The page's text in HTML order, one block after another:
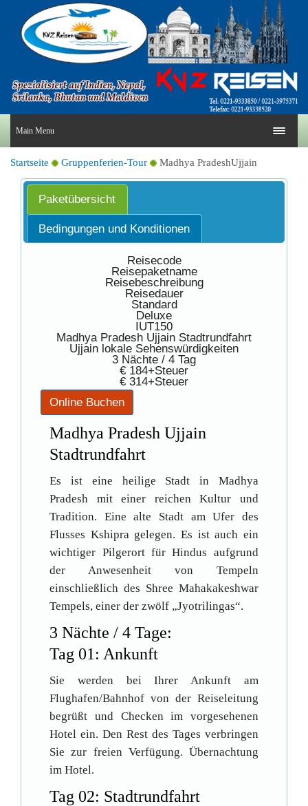
Main Menu
Startseite Gruppenferien-Tour Madhya PradeshUjjain
Paketübersicht
Bedingungen und Konditionen
Reisecode
Reisepaketname
Reisebeschreibung
Reisedauer
Standard
Deluxe
IUT150
Madhya Pradesh Ujjain Stadtrundfahrt
Ujjain lokale Sehenswürdigkeiten
3 Nächte / 4 Tag
€ 184+Steuer
€ 314+Steuer
Madhya Pradesh Ujjain
Stadtrundfahrt
Es ist eine heilige Stadt in Madhya
Pradesh mit einer reichen Kultur und
Tradition. Eine alte Stadt am Ufer des
Flusses Kshipra gelegen. Es ist auch ein
wichtiger Pilgerort für Hindus aufgrund
der Anwesenheit von Tempeln
einschließlich des Shree Mahakakeshwar
Tempels, einer der zwölf „Jyotrilingas“.
3 Nächte / 4 Tage:
Tag 01: Ankunft
Sie werden bei Ihrer Ankunft am
Flughafen/Bahnhof von der Reiseleitung
begrüßt und Checken im vorgesehenen
Hotel ein. Den Rest des Tages verbringen
Sie zur freien Verfügung. Übernachtung
im Hotel.
Tag 02: Stadtrundfahrt